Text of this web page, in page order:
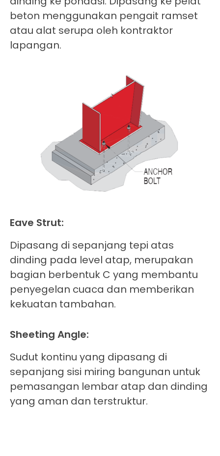
beton menggunakan pengait ramset
atau alat serupa oleh kontraktor
lapangan.
Eave Strut:
Dipasang di sepanjang tepi atas
dinding pada level atap, merupakan
bagian berbentuk C yang membantu
penyegelan cuaca dan memberikan
kekuatan tambahan.
Sheeting Angle:
Sudut kontinu yang dipasang di
sepanjang sisi miring bangunan untuk
pemasangan lembar atap dan dinding
yang aman dan terstruktur.